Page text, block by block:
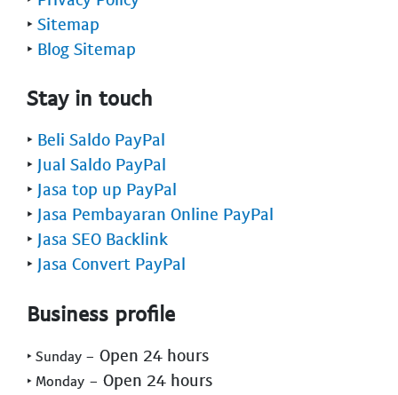
‣ Sitemap
‣ Blog Sitemap
Stay in touch
‣ Beli Saldo PayPal
‣ Jual Saldo PayPal
‣ Jasa top up PayPal
‣ Jasa Pembayaran Online PayPal
‣ Jasa SEO Backlink
‣ Jasa Convert PayPal
Business profile
‣ Sunday - Open 24 hours
‣ Monday - Open 24 hours